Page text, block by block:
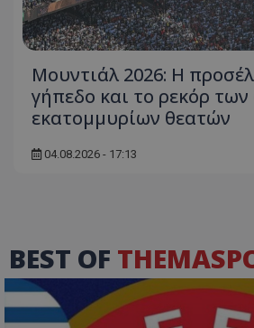
Μουντιάλ 2026: Η
γήπεδο και το ρεκόρ των
εκατομμυρίων θεατών
04.08.2026 - 17:13
BEST OF